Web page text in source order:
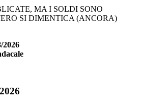
MA I SOLDI SONO
SI DIMENTICA (ANCORA)
2026